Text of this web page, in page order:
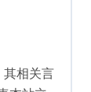
其相关言